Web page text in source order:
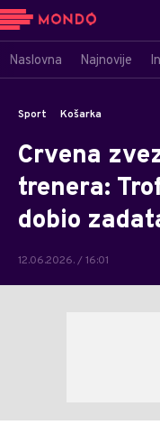
Naslovna Najnovije
Sport Košarka
Crvena
trenera:
dobio
12.06.2026. / 16:01